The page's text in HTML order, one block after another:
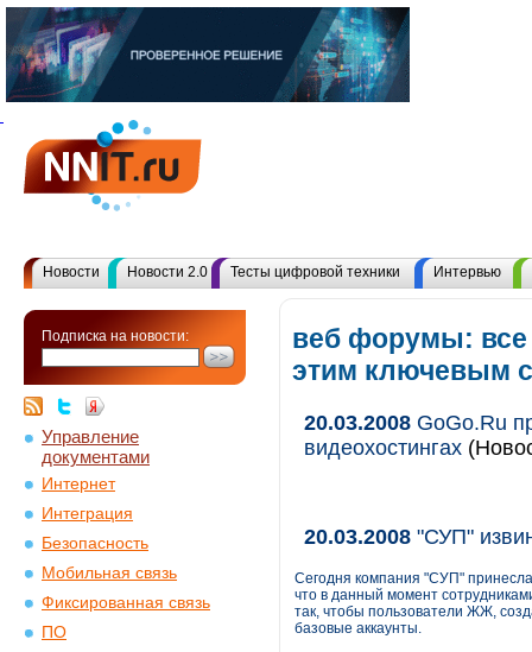
Новости Новости 2.0 Тесты цифровой техники Интервью
Подписка на новости:
Управление
документами
Интернет
Интеграция
Безопасность
Мобильная связь
Фиксированная связь
ПО
веб форумы:
этим ключевым
20.03.2008 GoGo.Ru
видеохостингах
20.03.2008 "СУП"
Сегодня компания "СУП"
что в данный момент
так, чтобы пользователи ЖЖ,
базовые аккаунты.